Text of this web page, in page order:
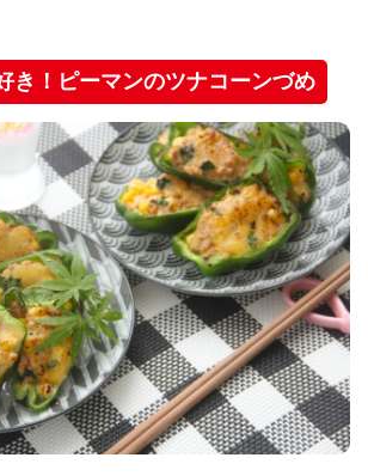
き！ピーマンのツナコーンづめ